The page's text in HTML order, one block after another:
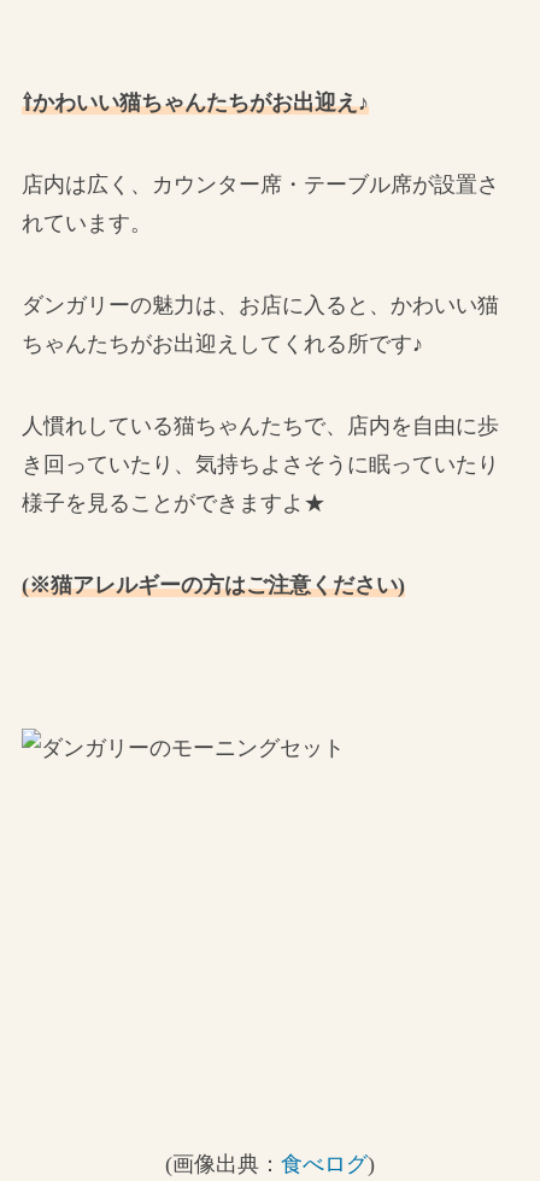
⇧かわいい猫ちゃんたちがお出迎え♪
店内は広く、カウンター席・テーブル席が設置さ
れています。
ダンガリーの魅力は、お店に入ると、かわいい猫
ちゃんたちがお出迎えしてくれる所です♪
人慣れしている猫ちゃんたちで、店内を自由に歩
き回っていたり、気持ちよさそうに眠っていたり
様子を見ることができますよ★
(※猫アレルギーの方はご注意ください)
(画像出典： 食べログ)